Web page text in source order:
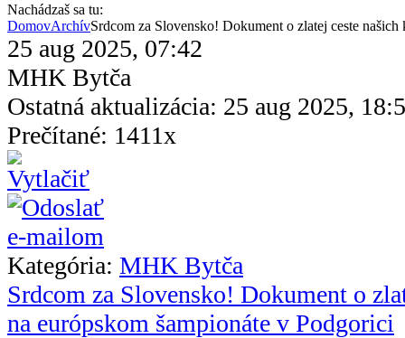
Nachádzaš sa tu:
DomovArchívSrdcom za Slovensko! Dokument o zlatej ceste
25 aug 2025, 07:42
MHK Bytča
Ostatná aktualizácia: 25 aug 2025,
Prečítané: 1411x
Kategória: MHK Bytča
Srdcom za Slovensko! Dokument o
na európskom šampionáte v Podgorici